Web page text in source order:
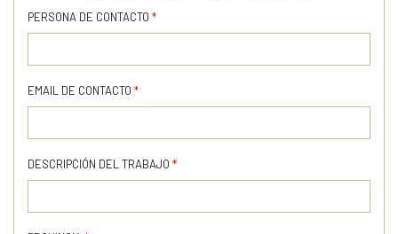
PERSONA DE CONTACTO *
EMAIL DE CONTACTO *
DESCRIPCIÓN DEL TRABAJO *